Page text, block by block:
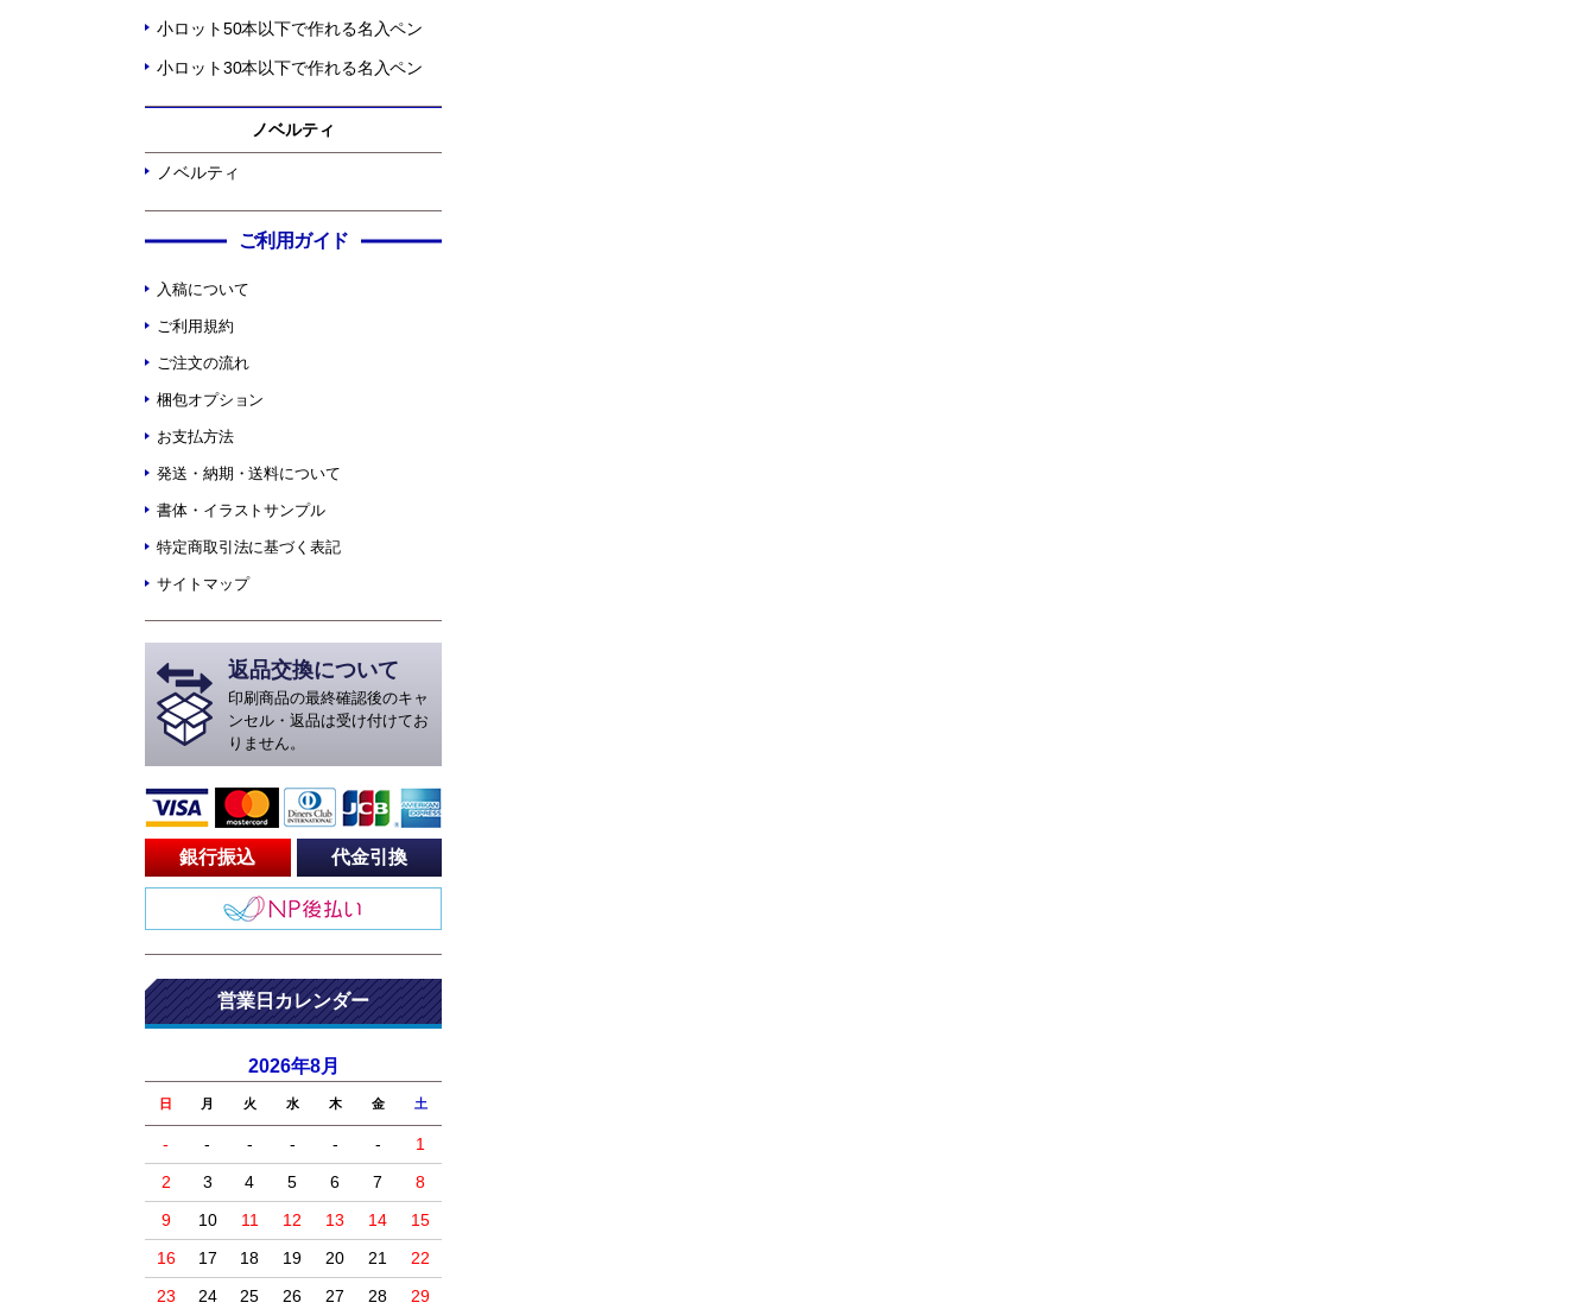
小ロット50本以下で作れる名入ペン
小ロット30本以下で作れる名入ペン
ノベルティ
ノベルティ
ご利用ガイド
入稿について
ご利用規約
ご注文の流れ
梱包オプション
お支払方法
発送・納期・送料について
書体・イラストサンプル
特定商取引法に基づく表記
サイトマップ
返品交換について
印刷商品の最終確認後のキャ
ンセル・返品は受け付けてお
りません。
銀行振込 代金引換
営業日カレンダー
2026年8月
日 月 火 水 木 金 土
- - - - - -
1
2
3 4 5 6 7
8
9
10 11 12 13 14
15
16
17 18 19 20 21
22
23
24 25 26 27 28 29